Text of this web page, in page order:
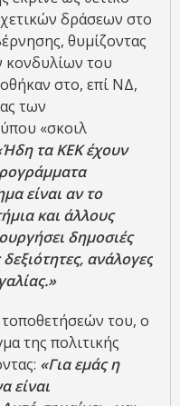
δράσεων στο
θυμίζοντας
κονδυλίων του
στο, επί ΝΔ,
των
«σκοιλ
τα ΚΕΚ έχουν
είναι αν το
και άλλους
δημοσιές
ανάλογες
του, ο
της πολιτικής
«Για εμάς η
είναι